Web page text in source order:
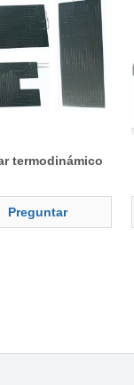
termodinámico
Preguntar